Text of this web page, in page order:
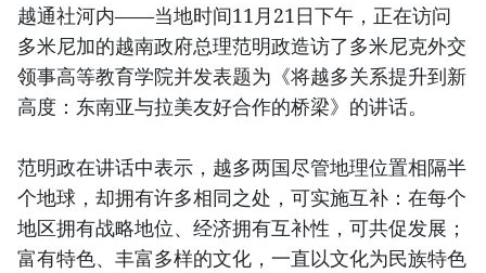
越通社河内——当地时间11月21日下午，正在访问
多米尼加的越南政府总理范明政造访了多米尼克外交
领事高等教育学院并发表题为《将越多关系提升到新
高度：东南亚与拉美友好合作的桥梁》的讲话。
范明政在讲话中表示，越多两国尽管地理位置相隔半
个地球，却拥有许多相同之处，可实施互补：在每个
地区拥有战略地位、经济拥有互补性，可共促发展；
富有特色、丰富多样的文化，一直以文化为民族特色